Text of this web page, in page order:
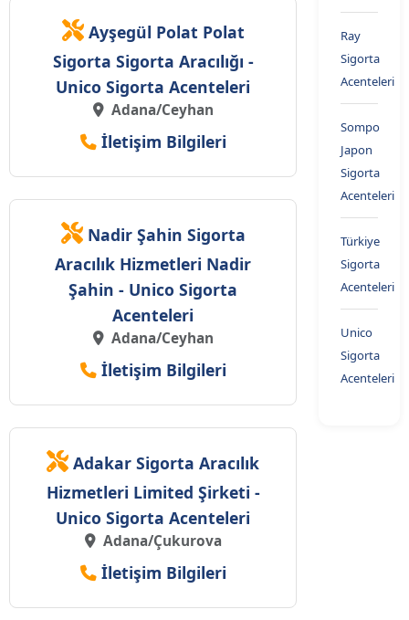
Ayşegül Polat Polat
Sigorta Sigorta Aracılığı -
Unico Sigorta Acenteleri
Adana/Ceyhan
İletişim Bilgileri
Nadir Şahin Sigorta
Aracılık Hizmetleri Nadir
Şahin - Unico Sigorta
Acenteleri
Adana/Ceyhan
İletişim Bilgileri
Adakar Sigorta Aracılık
Hizmetleri Limited Şirketi -
Unico Sigorta Acenteleri
Adana/Çukurova
İletişim Bilgileri
Ray
Sigorta
Acenteleri
Sompo
Japon
Sigorta
Acenteleri
Türkiye
Sigorta
Acenteleri
Unico
Sigorta
Acenteleri